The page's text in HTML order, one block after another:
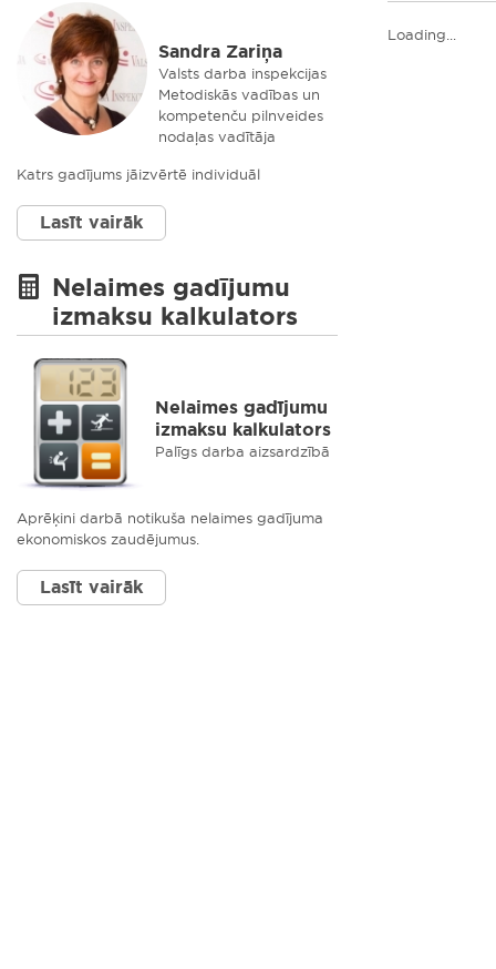
Sandra Zariņa
Valsts darba inspekcijas
Metodiskās vadības un
kompetenču pilnveides
nodaļas vadītāja
Katrs gadījums jāizvērtē individuāl
Lasīt vairāk
Loading...
Nelaimes gadījumu
izmaksu kalkulators
Nelaimes gadījumu
izmaksu kalkulators
Palīgs darba aizsardzībā
Aprēķini darbā notikuša nelaimes gadījuma
ekonomiskos zaudējumus.
Lasīt vairāk